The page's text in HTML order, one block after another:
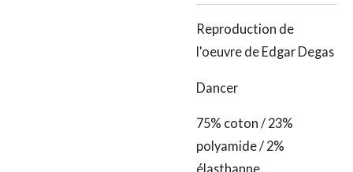
Reproduction de
l'oeuvre de Edgar Degas
Dancer
75% coton / 23%
polyamide / 2%
élasthanne